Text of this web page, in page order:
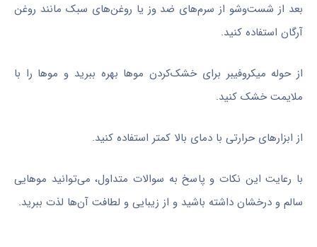
بعد از شست‌وشو از سرم‌های ضد وز یا روغن‌های سبک مانند روغن
آرگان استفاده کنید.
از حوله میکروفیبر برای خشک‌کردن موها بهره ببرید و موها را با
ملایمت خشک کنید.
از ابزارهای حرارتی با دمای بالا کمتر استفاده کنید.
با رعایت این نکات و پاسخ به سوالات متداول، می‌توانید موهایی
سالم و درخشان داشته باشید و از زیبایی و لطافت آن‌ها لذت ببرید.